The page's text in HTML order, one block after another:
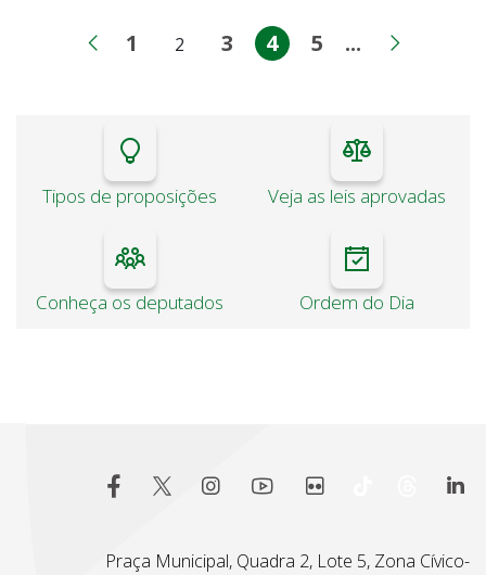
Página anterior
Página
1 Página
2 Página
3 Página
4 Página
5 ...Páginas
Tipos de proposições Veja as leis aprovadas
Conheça os deputados Ordem do Dia
Praça Municipal, Quadra 2, Lote 5, Zona Cívico-